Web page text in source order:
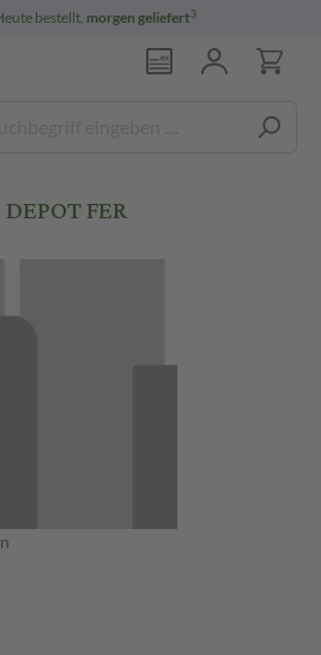
bestellt, morgen geliefert3
FER